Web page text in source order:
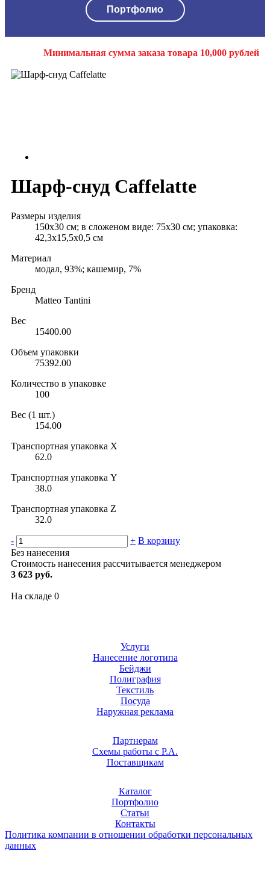
Портфолио
Минимальная сумма заказа товара 10,000 рублей
Шарф-снуд Caffelatte
Размеры изделия
150х30 см; в сложеном виде: 75х30 см; упаковка:
42,3х15,5х0,5 см
Материал
модал, 93%; кашемир, 7%
Бренд
Matteo Tantini
Вес
15400.00
Объем упаковки
75392.00
Количество в упаковке
100
Вес (1 шт.)
154.00
Транспортная упаковка X
62.0
Транспортная упаковка Y
38.0
Транспортная упаковка Z
32.0
- + В корзину
Без нанесения
Стоимость нанесения рассчитывается менеджером
3 623 руб.
На складе 0
Услуги
Нанесение логотипа
Бейджи
Полиграфия
Текстиль
Посуда
Наружная реклама
Партнерам
Схемы работы с Р.А.
Поставщикам
Каталог
Портфолио
Статьи
Контакты
Политика компании в отношении обработки персональных
данных